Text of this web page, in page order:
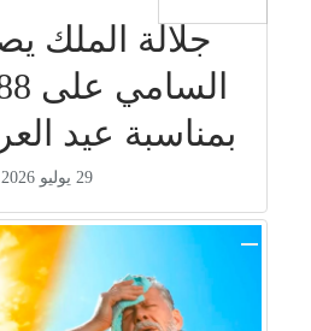
جلالة الملك
بمناسبة عيد
29 يوليو 2026